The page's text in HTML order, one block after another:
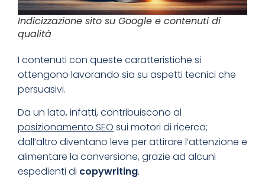
Indicizzazione sito su Google e contenuti di
qualità
I contenuti con queste caratteristiche si
ottengono lavorando sia su aspetti tecnici che
persuasivi.
Da un lato, infatti, contribuiscono al
posizionamento SEO sui motori di ricerca;
dall’altro diventano leve per attirare l’attenzione e
alimentare la conversione, grazie ad alcuni
espedienti di copywriting.